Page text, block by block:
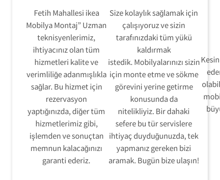
Fetih Mahallesi ikea
Mobilya Montaj” Uzman
teknisyenlerimiz,
ihtiyacınız olan tüm
hizmetleri kalite ve
verimliliğe adanmışlıkla
sağlar. Bu hizmet için
rezervasyon
yaptığınızda, diğer tüm
hizmetlerimiz gibi,
işlemden ve sonuçtan
memnun kalacağınızı
garanti ederiz.
Size kolaylık sağlamak için
çalışıyoruz ve sizin
tarafınızdaki tüm yükü
kaldırmak
istedik. Mobilyalarınızı sizin
için monte etme ve sökme
görevini yerine getirme
konusunda da
nitelikliyiz. Bir dahaki
sefere bu tür servislere
ihtiyaç duyduğunuzda, tek
yapmanız gereken bizi
aramak. Bugün bize ulaşın!